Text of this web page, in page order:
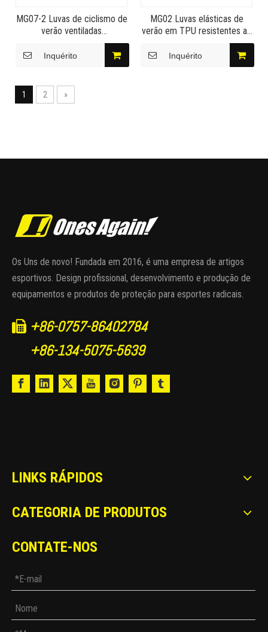
MG07-2 Luvas de ciclismo de
verão ventiladas
antiderrapantes e anti-
impacto Lightning Demon
Inquérito
MG02 Luvas elásticas de
verão em TPU resistentes ao
desgaste e ao impacto luvas
para andar de motocicleta
Inquérito
1 2 »
Os Uns de novo! Fundada em 2016, é uma empresa de artigos
esportivos. Design profissional, desenvolvimento e produção de
equipamentos e produtos de proteção para esportes radicais.
 +86-0757-86402784
+86-134-5075-5639
LINKS RÁPIDOS
CATEGORIA DE PRODUTOS
CONTATE-NOS